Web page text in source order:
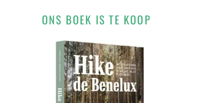
ONS BOEK IS TE KOOP